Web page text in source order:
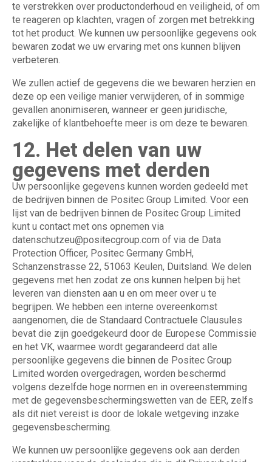
te verstrekken over productonderhoud en veiligheid, of om
te reageren op klachten, vragen of zorgen met betrekking
tot het product. We kunnen uw persoonlijke gegevens ook
bewaren zodat we uw ervaring met ons kunnen blijven
verbeteren.
We zullen actief de gegevens die we bewaren herzien en
deze op een veilige manier verwijderen, of in sommige
gevallen anonimiseren, wanneer er geen juridische,
zakelijke of klantbehoefte meer is om deze te bewaren.
12. Het delen van uw
gegevens met derden
Uw persoonlijke gegevens kunnen worden gedeeld met
de bedrijven binnen de Positec Group Limited. Voor een
lijst van de bedrijven binnen de Positec Group Limited
kunt u contact met ons opnemen via
datenschutzeu@positecgroup.com of via de Data
Protection Officer, Positec Germany GmbH,
Schanzenstrasse 22, 51063 Keulen, Duitsland. We delen
gegevens met hen zodat ze ons kunnen helpen bij het
leveren van diensten aan u en om meer over u te
begrijpen. We hebben een interne overeenkomst
aangenomen, die de Standaard Contractuele Clausules
bevat die zijn goedgekeurd door de Europese Commissie
en het VK, waarmee wordt gegarandeerd dat alle
persoonlijke gegevens die binnen de Positec Group
Limited worden overgedragen, worden beschermd
volgens dezelfde hoge normen en in overeenstemming
met de gegevensbeschermingswetten van de EER, zelfs
als dit niet vereist is door de lokale wetgeving inzake
gegevensbescherming.
We kunnen uw persoonlijke gegevens ook aan derden